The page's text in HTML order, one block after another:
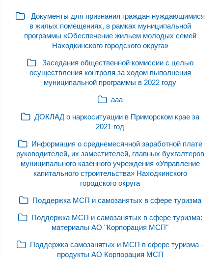
Документы для признания граждан нуждающимися
в жилых помещениях, в рамках муниципальной
программы «Обеспечение жильем молодых семей
Находкинского городского округа»
Заседания общественной комиссии с целью
осуществления контроля за ходом выполнения
муниципальной программы в 2022 году
ааа
ДОКЛАД о наркоситуации в Приморском крае за
2021 год
Информация о среднемесячной заработной плате
руководителей, их заместителей, главных бухгалтеров
муниципального казенного учреждения «Управление
капитального строительства» Находкинского
городского округа
Поддержка МСП и самозанятых в сфере туризма
Поддержка МСП и самозанятых в сфере туризма:
материалы АО "Корпорация МСП"
Поддержка самозанятых и МСП в сфере туризма -
продукты АО Корпорация МСП